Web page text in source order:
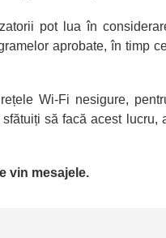
pot lua în
aprobate, în timp
Wi-Fi nesigure,
să facă acest
vin mesajele.